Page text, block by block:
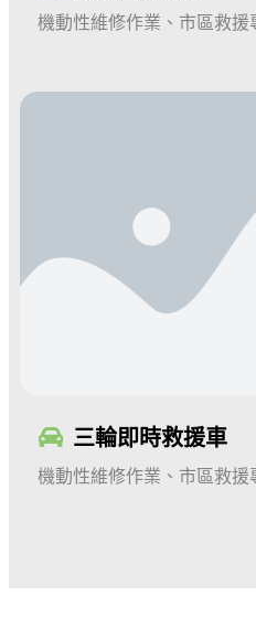
機動性維修作業、市區救援
三輪即時救援車
機動性維修作業、市區救援